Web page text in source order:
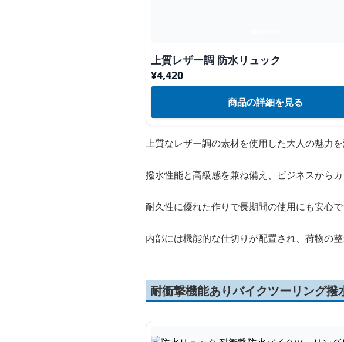
上質レザー調 防水リュック
¥4,420
商品の詳細を見る
上質なレザー調の素材を使用した大人の魅力
撥水性能と高級感を兼ね備え、ビジネスから
耐久性に優れた作りで長期間の使用にも安心で
内部には機能的な仕切りが配置され、荷物の
耐衝撃機能ありバイクツーリング